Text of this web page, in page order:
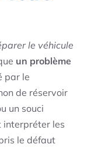
le véhicule
un problème
par le
de réservoir
un souci
interpréter les
le défaut